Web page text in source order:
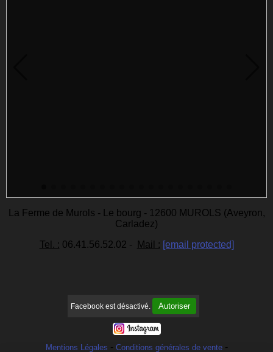
La Ferme de Murols - Le bourg - 12600 MUROLS (Aveyron,
Carladez)
Tel. : 06.41.56.52.02 - Mail : [email protected]
Facebook est désactivé. Autoriser
Mentions Légales Conditions générales de vente